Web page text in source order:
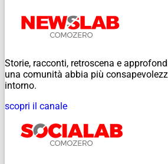
Storie, racconti, retroscena e
una comunità abbia più
intorno.
scopri il canale